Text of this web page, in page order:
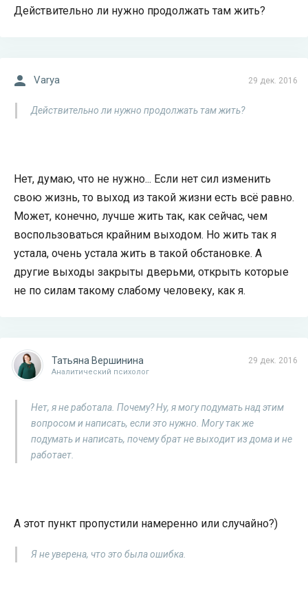
Действительно ли нужно продолжать там жить?
29 дек. 2016
Varya
Действительно ли нужно продолжать там жить?
Нет, думаю, что не нужно... Если нет сил изменить
свою жизнь, то выход из такой жизни есть всё равно.
Может, конечно, лучше жить так, как сейчас, чем
воспользоваться крайним выходом. Но жить так я
устала, очень устала жить в такой обстановке. А
другие выходы закрыты дверьми, открыть которые
не по силам такому слабому человеку, как я.
29 дек. 2016
Татьяна Вершинина
Аналитический психолог
Нет, я не работала. Почему? Ну, я могу подумать над этим
вопросом и написать, если это нужно. Могу так же
подумать и написать, почему брат не выходит из дома и не
работает.
А этот пункт пропустили намеренно или случайно?)
Я не уверена, что это была ошибка.